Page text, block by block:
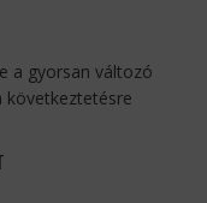
a gyorsan változó
következtetésre